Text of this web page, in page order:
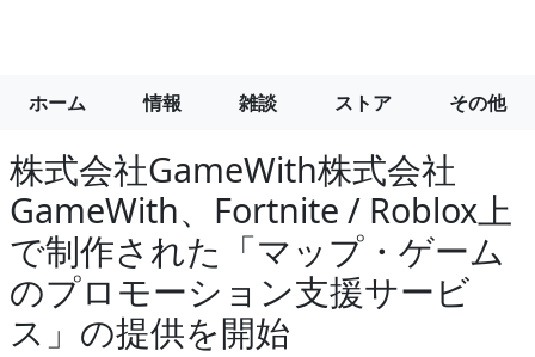
ホーム 情報 雑談 ストア その他
株式会社GameWith株式会社
GameWith、Fortnite / Roblox上
で制作された「マップ・ゲーム
のプロモーション支援サービ
ス」の提供を開始